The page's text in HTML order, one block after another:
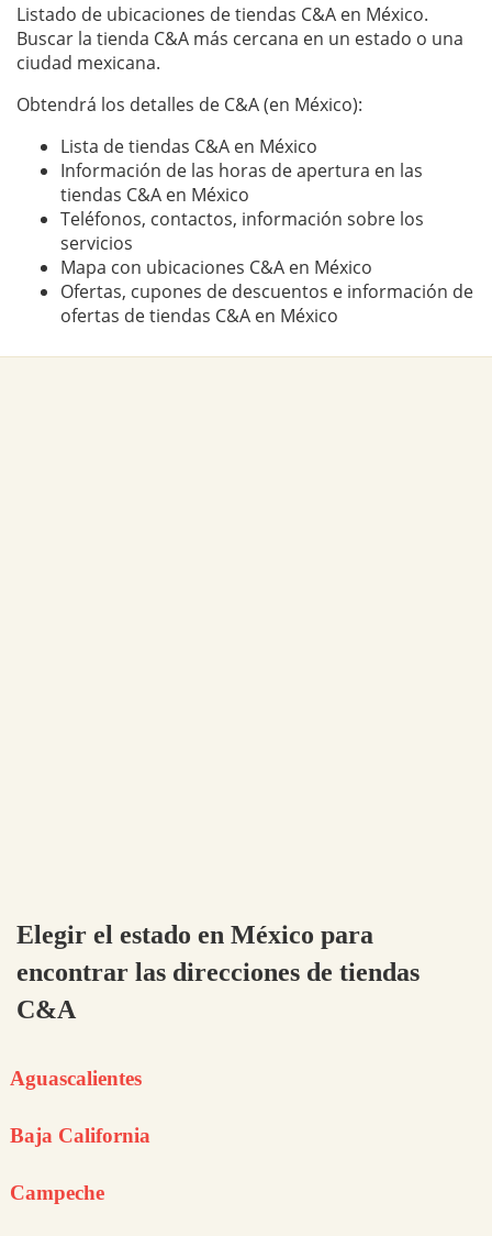
Listado de ubicaciones de tiendas C&A en México.
Buscar la tienda C&A más cercana en un estado o una
ciudad mexicana.
Obtendrá los detalles de C&A (en México):
Lista de tiendas C&A en México
Información de las horas de apertura en las
tiendas C&A en México
Teléfonos, contactos, información sobre los
servicios
Mapa con ubicaciones C&A en México
Ofertas, cupones de descuentos e información de
ofertas de tiendas C&A en México
Elegir el estado en México para
encontrar las direcciones de tiendas
C&A
Aguascalientes
Baja California
Campeche